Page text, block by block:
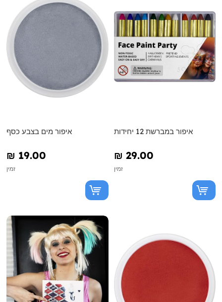
איפור מים בצבע כסף
₪‎ 19.00
זמין
איפור במברשת 12 יחידות
₪‎ 29.00
זמין